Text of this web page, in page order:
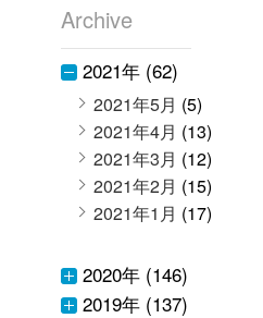
Archive
2021年 (62)
2021年5月 (5)
2021年4月 (13)
2021年3月 (12)
2021年2月 (15)
2021年1月 (17)
2020年 (146)
2019年 (137)